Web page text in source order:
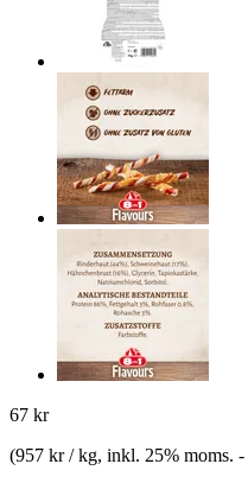
67 kr
(957 kr / kg, inkl. 25% moms. -